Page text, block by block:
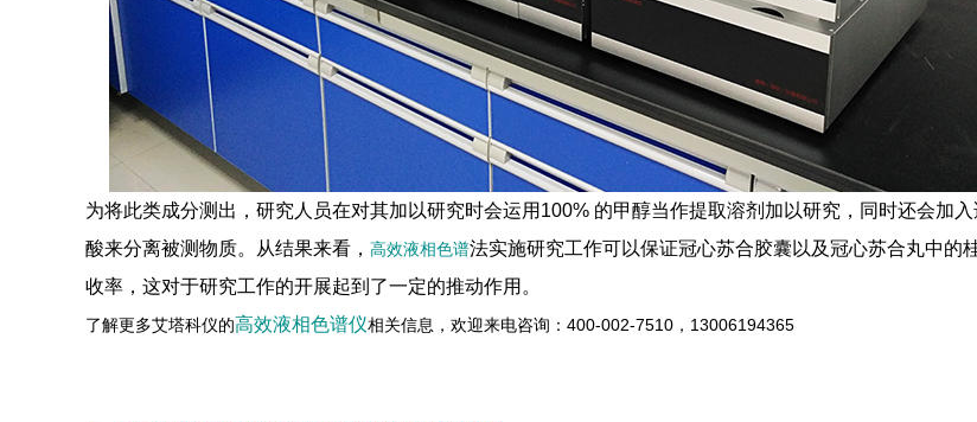
为将此类成分测出，研究人员在对其加以研究时会运用100% 的甲醇当作提取溶剂加以研究，同时还会加
酸来分离被测物质。从结果来看， 高效液相色谱法实施研究工作可以保证冠心苏合胶囊以及冠心苏合丸中的
收率，这对于研究工作的开展起到了一定的推动作用。
了解更多艾塔科仪的高效液相色谱仪相关信息，欢迎来电咨询：400-002-7510，13006194365